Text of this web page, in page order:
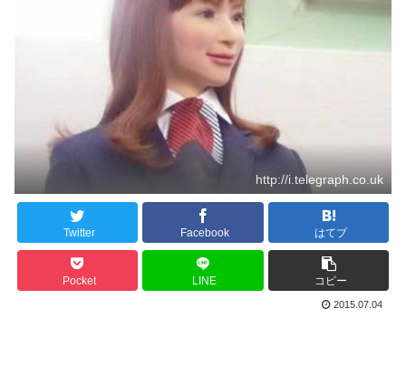
http://i.telegraph.co.uk
Twitter Facebook はてブ
Pocket LINE コピー
2015.07.04